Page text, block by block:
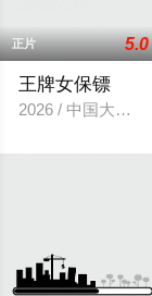
正片 5.0
王牌女保镖
2026 / 中国大陆 /